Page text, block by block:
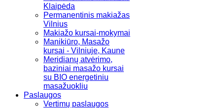
Klaipėda
Permanentinis makiažas
Vilnius
Makiažo kursai-mokymai
Manikiūro, Masažo
kursai - Vilniuje, Kaune
Meridianų atvėrimo,
baziniai masažo kursai
su BIO energetiniu
masažuokliu
Paslaugos
Vertimų paslaugos